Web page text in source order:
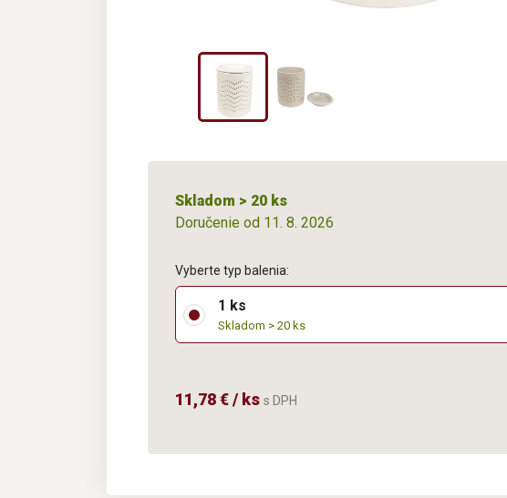
Skladom > 20 ks
Doručenie od 11. 8. 2026
Vyberte typ balenia:
1 ks
Skladom > 20 ks
11,78 € / ks s DPH